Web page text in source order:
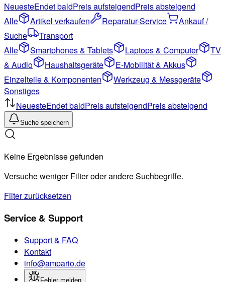
NeuesteEndet baldPreis aufsteigendPreis absteigend
Alle
Artikel verkaufen Reparatur-Service
Ankauf /
Suche
Transport
Alle
Smartphones & Tablets Laptops & Computer
TV
& Audio
Haushaltsgeräte
E-Mobilität & Akkus
Einzelteile & Komponenten
Werkzeug & Messgeräte
Sonstiges
NeuesteEndet baldPreis aufsteigendPreis absteigend
Suche speichern
Keine Ergebnisse gefunden
Versuche weniger Filter oder andere Suchbegriffe.
Filter zurücksetzen
Service & Support
Support & FAQ
Kontakt
info@ampario.de
Fehler melden